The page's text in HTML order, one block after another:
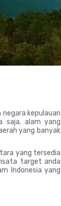
kepulauan
saja. alam yang
yang banyak
yang tersedia
target anda
Indonesia yang